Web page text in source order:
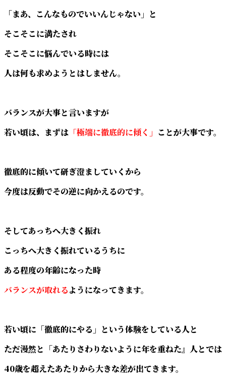
「まあ、こんなものでいいんじゃない」と
そこそこに満たされ
そこそこに悩んでいる時には
人は何も求めようとはしません。
バランスが大事と言いますが
若い頃は、まずは 「極端に徹底的に傾く」 ことが大事です。
徹底的に傾いて研ぎ澄ましていくから
今度は反動でその逆に向かえるのです。
そしてあっちへ大きく振れ
こっちへ大きく振れているうちに
ある程度の年齢になった時
バランスが取れるようになってきます。
若い頃に「徹底的にやる」という体験をしている人と
ただ漫然と「あたりさわりないように年を重ねた』人とでは
40歳を超えたあたりから大きな差が出てきます。